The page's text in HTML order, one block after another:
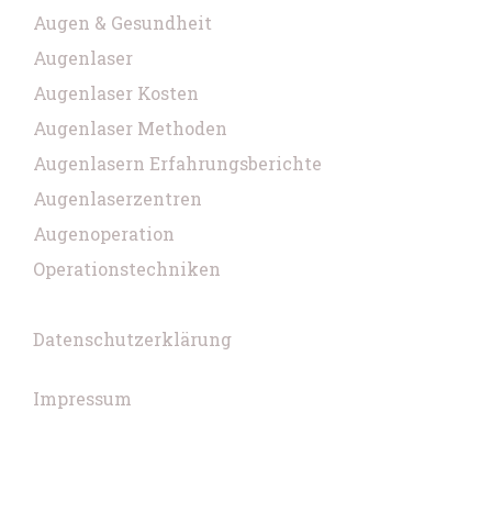
Augen & Gesundheit
Augenlaser
Augenlaser Kosten
Augenlaser Methoden
Augenlasern Erfahrungsberichte
Augenlaserzentren
Augenoperation
Operationstechniken
Datenschutzerklärung
Impressum